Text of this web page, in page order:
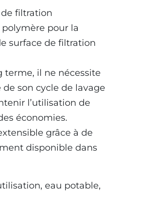
filtration
pour la
surface de filtration
il ne nécessite
son cycle de lavage
l’utilisation de
économies.
grâce à de
disponible dans
eau potable,